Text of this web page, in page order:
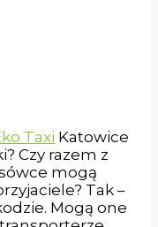
Taxi Katowice
Czy razem z
mogą
Tak –
Mogą one